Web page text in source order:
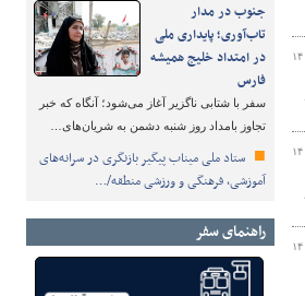
جنوب در مدار
تاب‌آوری؛ پایداری ملی
در امتداد خلیج همیشه
فارس
سفر با شتابی ناگزیر آغاز می‌شود؛ آنگاه که خبر
تجاوز بامداد روز شنبه دشمن به شریان‌های…
ستاد ملی میناب پیگیر بازنگری در سرانه‌های
آموزشی، فرهنگی و ورزشی منطقه/…
راهنمای سفر